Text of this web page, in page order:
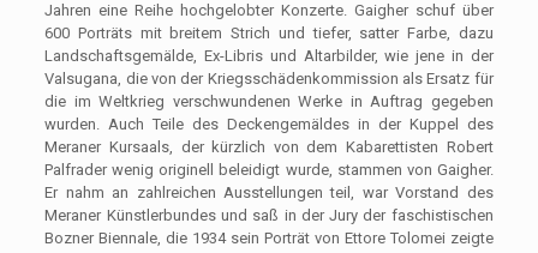
Jahren eine Reihe hochgelobter Konzerte. Gaigher schuf über
600 Porträts mit breitem Strich und tiefer, satter Farbe, dazu
Landschaftsgemälde, Ex-Libris und Altarbilder, wie jene in der
Valsugana, die von der Kriegsschädenkommission als Ersatz für
die im Weltkrieg verschwundenen Werke in Auftrag gegeben
wurden. Auch Teile des Deckengemäldes in der Kuppel des
Meraner Kursaals, der kürzlich von dem Kabarettisten Robert
Palfrader wenig originell beleidigt wurde, stammen von Gaigher.
Er nahm an zahlreichen Ausstellungen teil, war Vorstand des
Meraner Künstlerbundes und saß in der Jury der faschistischen
Bozner Biennale, die 1934 sein Porträt von Ettore Tolomei zeigte